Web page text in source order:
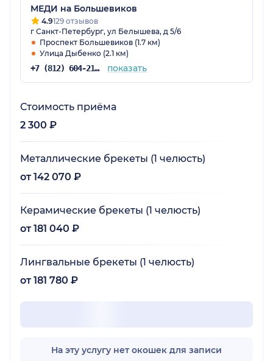
своё восстановдение у данного специалиста.
Пришла с проблемой с щелчками в челюсти
и затруднением в открывании рта.
МЕДИ на Большевиков
4.9129 отзывов
г Санкт-Петербург, ул Белышева, д 5/6
Проспект Большевиков (1.7 км)
Улица Дыбенко (2.1 км)
+7 (812) 604-21-60 показать
Стоимость приёма
2 300 ₽
Металлические брекеты (1 челюсть)
от 142 070 ₽
Керамические брекеты (1 челюсть)
от 181 040 ₽
Лингвальные брекеты (1 челюсть)
от 181 780 ₽
На эту услугу нет окошек для записи